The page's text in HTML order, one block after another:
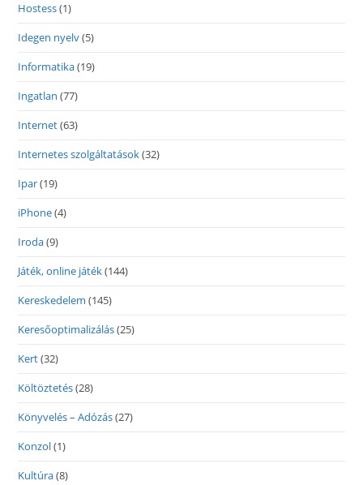
Hostess(1)
Idegen nyelv(5)
Informatika(19)
Ingatlan (77)
Internet(63)
Internetes szolgáltatások(32)
Ipar(19)
iPhone(4)
Iroda(9)
Játék, online játék(144)
Kereskedelem (145)
Keresőoptimalizálás(25)
Kert(32)
Költöztetés(28)
Könyvelés – Adózás(27)
Konzol(1)
Kultúra(8)